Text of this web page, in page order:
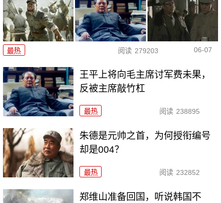
最热 阅读 279203 06-07
王平上将向毛主席讨军费未果，
反被主席敲竹杠
最热 阅读 238895
朱德是元帅之首，为何授衔编号
却是004？
最热 阅读 232852
郑维山准备回国，听说韩国不